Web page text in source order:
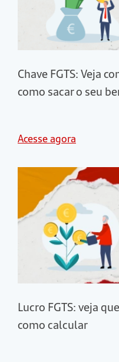
Chave FGTS: Veja
como sacar o seu
Acesse agora
Lucro FGTS: veja
como calcular